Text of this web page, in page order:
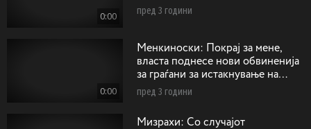
0:00 пред 3 години
0:00
Менкиноски: Покрај за мене,
власта поднесе нови обвиненија
за граѓани за истакнување на
сонцето од Кутлеш
пред 3 години
Mизрахи: Со случајот